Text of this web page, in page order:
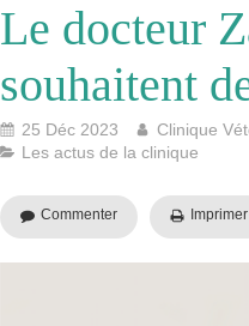
Le docteur
souhaitent
25 Déc 2023
Clinique
Les actus de la clinique
Commenter Imprimer